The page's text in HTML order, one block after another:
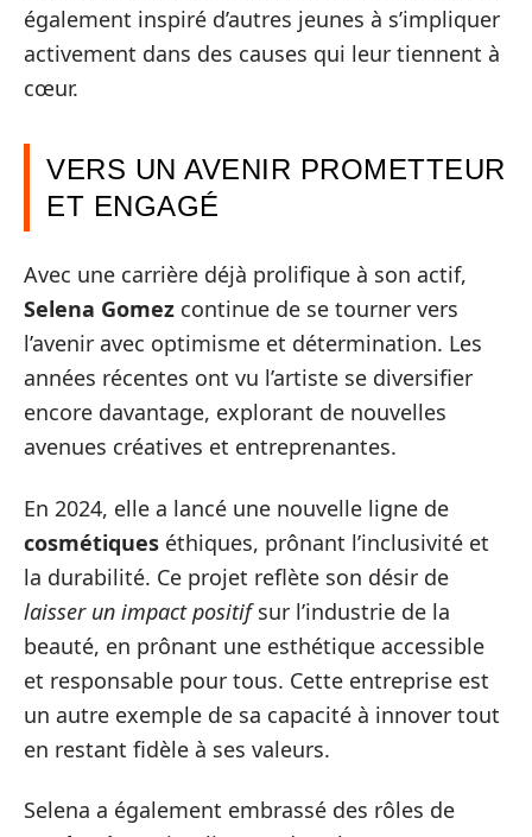
également inspiré d’autres jeunes à s’impliquer
activement dans des causes qui leur tiennent à
cœur.
VERS UN AVENIR PROMETTEUR
ET ENGAGÉ
Avec une carrière déjà prolifique à son actif,
Selena Gomez continue de se tourner vers
l’avenir avec optimisme et détermination. Les
années récentes ont vu l’artiste se diversifier
encore davantage, explorant de nouvelles
avenues créatives et entreprenantes.
En 2024, elle a lancé une nouvelle ligne de
cosmétiques éthiques, prônant l’inclusivité et
la durabilité. Ce projet reflète son désir de
laisser un impact positifsur l’industrie de la
beauté, en prônant une esthétique accessible
et responsable pour tous. Cette entreprise est
un autre exemple de sa capacité à innover tout
en restant fidèle à ses valeurs.
Selena a également embrassé des rôles de